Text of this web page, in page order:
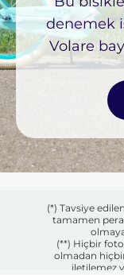
denemek
Volare
(*) Tavsiye
tamamen
(**) Hiçbir
olmadan
iletilemez